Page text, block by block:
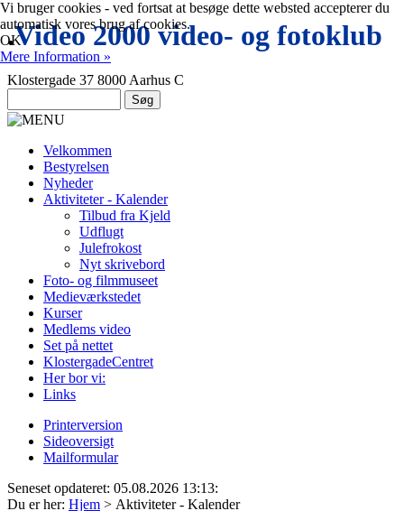
.Video 2000 video- og fotoklub
Klostergade 37 8000 Aarhus C
Velkommen
Bestyrelsen
Nyheder
Aktiviteter - Kalender
Tilbud fra Kjeld
Udflugt
Julefrokost
Nyt skrivebord
Foto- og filmmuseet
Medieværkstedet
Kurser
Medlems video
Set på nettet
KlostergadeCentret
Her bor vi:
Links
Printerversion
Sideoversigt
Mailformular
Seneset opdateret: 05.08.2026 13:13:
Du er her: Hjem > Aktiviteter - Kalender
Vi bruger cookies - ved fortsat at besøge dette websted accepterer du
automatisk vores brug af cookies.
OK
Mere Information »